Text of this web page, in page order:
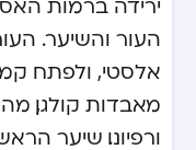
העור והשיער.
אלסטי, ולפתח
מאבדות קולגן,
ורפיונו. שיער